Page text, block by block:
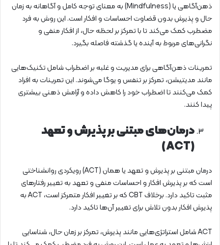
ذهن‌آگاهی یا (Mindfulness) به معنای توجه کامل و آگاهانه به زمان
حال و پذیرش بدون قضاوت احساسات و افکار است. این روش به فرد
مضطرب کمک می‌کند تا با تمرکز بر لحظه‌ حال، از افکار منفی و
نگرانی‌های مربوط به آینده یا گذشته فاصله بگیرد.
تمرینات ذهن‌آگاهی برای مدیریت و غلبه بر اضطراب شامل تکنیک‌هایی
مانند مدیتیشن، تمرکز بر تنفس و یوگا می‌شوند. این تمرینات به افراد
کمک می‌کنند تا اضطراب خود را کاهش داده و آرامش ذهنی بیشتری
پیدا کنند.
درمان‌های مبتنی بر پذیرش و تعهد
(ACT)
درمان مبتنی بر پذیرش و تعهد یا همان (ACT) رویکردی روانشناختی
است که بر پذیرش افکار و احساسات منفی و تعهد به تغییر رفتارهای
مثبت تاکید دارد. برخلاف CBT که بر تغییر افکار متمرکز است، ACT به
پذیرش افکار بدون تلاش برای تغییر آن‌ها تاکید دارد.
ACT شامل استراتژی‌هایی مانند پذیرش، تمرکز بر زمان حال، شناسایی